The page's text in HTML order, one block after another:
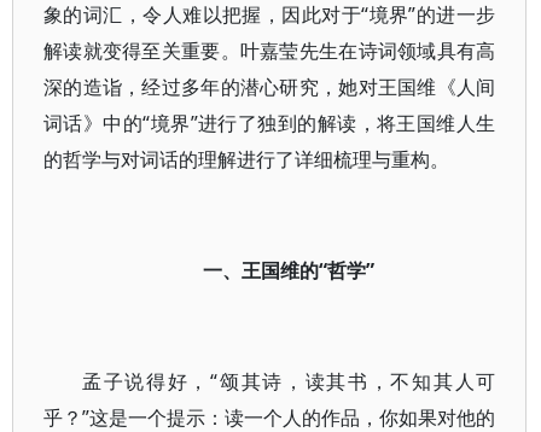
象的词汇，令人难以把握，因此对于“境界”的进一步
解读就变得至关重要。叶嘉莹先生在诗词领域具有高
深的造诣，经过多年的潜心研究，她对王国维《人间
词话》中的“境界”进行了独到的解读，将王国维人生
的哲学与对词话的理解进行了详细梳理与重构。
一、王国维的“哲学”
孟子说得好，“颂其诗，读其书，不知其人可
乎？”这是一个提示：读一个人的作品，你如果对他的